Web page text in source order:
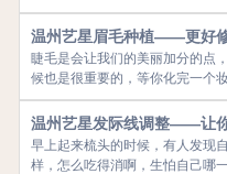
温州艺星眉毛种植——更好
睫毛是会让我们的美丽加分的点
候也是很重要的，等你化完一个
温州艺星发际线调整——让
早上起来梳头的时候，有人发现
样，怎么吃得消啊，生怕自己哪